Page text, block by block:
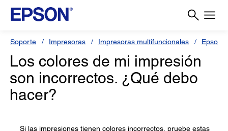
Soporte Impresoras Impresoras multifuncionales Epson L
Los colores de mi impresión
son incorrectos. ¿Qué debo
hacer?
Si las impresiones tienen colores incorrectos, pruebe estas